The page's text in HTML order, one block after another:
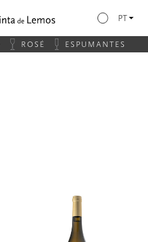
PT
ROSÉ ESPUMANTES